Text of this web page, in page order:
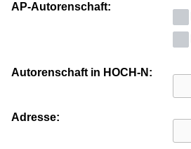
AP-Autorenschaft:
Autorenschaft in HOCH-N:
Adresse: